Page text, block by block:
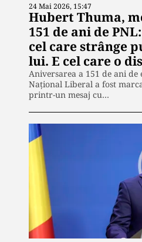
24 Mai 2026, 15:47
Hubert Thuma,
151 de ani de
cel care strânge
lui. E cel care o
Aniversarea a 151 de ani
Național Liberal a fost
printr-un mesaj cu…